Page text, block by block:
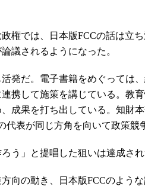
権では、日本版FCCの話は立
議されるようになった。
発だ。電子書籍をめぐっては
携して施策を講じている。教
成果を打ち出している。知財
代表が同じ方角を向いて政策競
う」と提唱した狙いは達成され
向の動き、日本版FCCのよう